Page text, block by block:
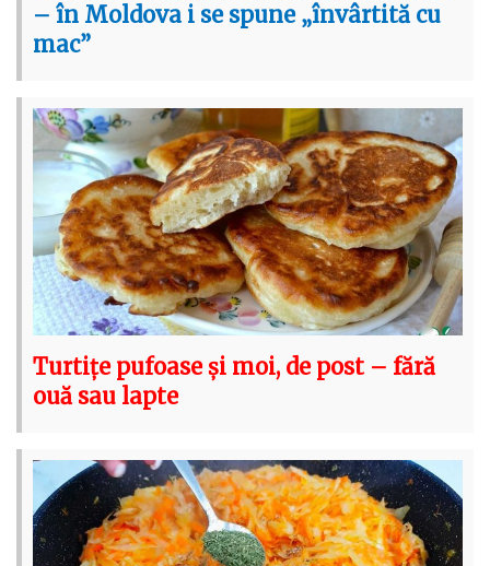
– în Moldova i se spune „învârtită cu
mac”
Turtițe pufoase și moi, de post – fără
ouă sau lapte